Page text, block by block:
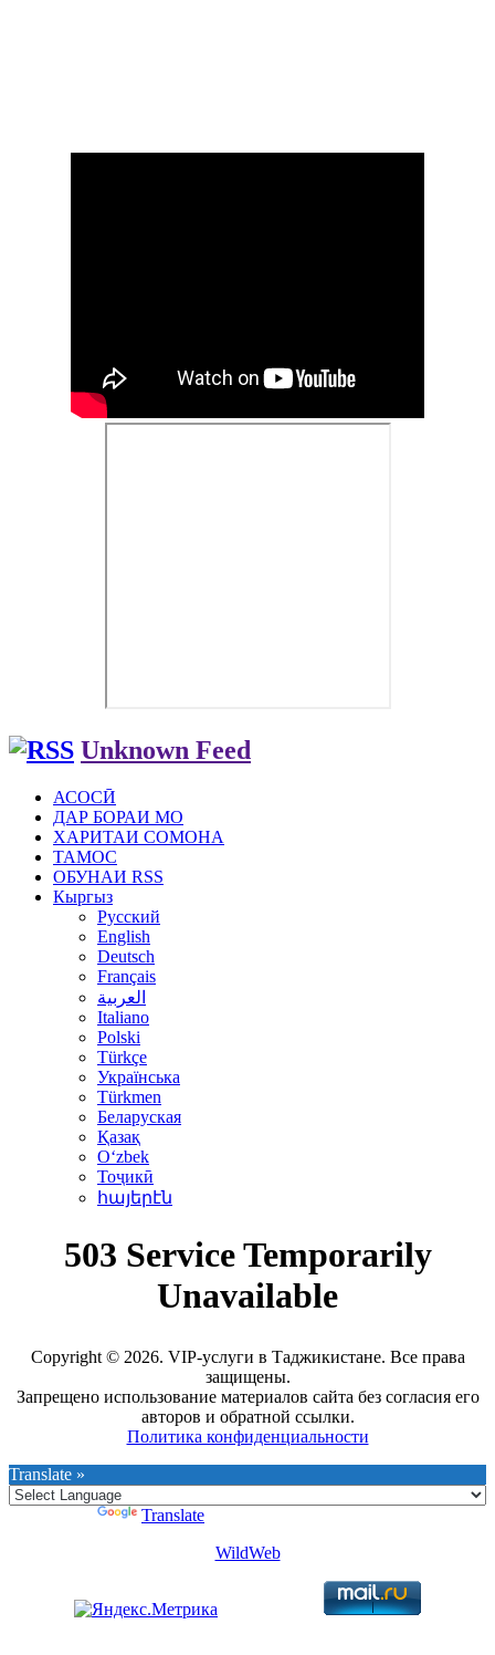
Unknown Feed
АСОСӢ
ДАР БОРАИ МО
ХАРИТАИ СОМОНА
ТАМОС
ОБУНАИ RSS
Кыргыз
Русский
English
Deutsch
Français
العربية
Italiano
Polski
Türkçe
Українська
Türkmen
Беларуская
Қазақ
Oʻzbek
Тоҷикӣ
հայերէն
Copyright © 2026. VIP-услуги в Таджикистане. Все права
защищены.
Запрещено использование материалов сайта без согласия его
авторов и обратной ссылки.
Политика конфиденциальности
Translate »
Translate
WildWeb